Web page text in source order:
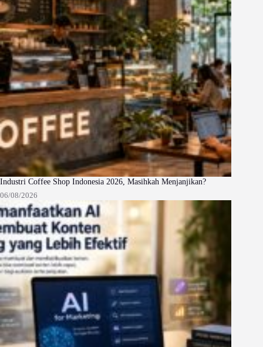
Industri Coffee Shop Indonesia 2026, Masihkah Menjanjikan?
06/08/2026